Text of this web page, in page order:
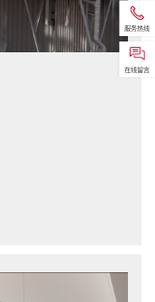
服务热线
在线留言